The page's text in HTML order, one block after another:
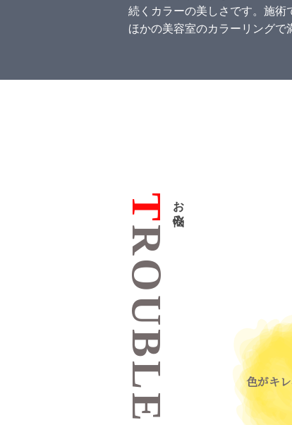
続くカラーの美しさです。施術
ほかの美容室のカラーリングで
お悩み
T
ROUBLE 色がキ